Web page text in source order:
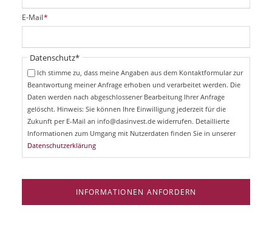
i
c
t
f
P
f
i
E-Mail*
Pflichtfeld
Datenschutz*
Ich stimme zu, dass meine Angaben aus dem Kontaktformular zur
Beantwortung meiner Anfrage erhoben und verarbeitet werden. Die
Daten werden nach abgeschlossener Bearbeitung Ihrer Anfrage
gelöscht. Hinweis: Sie können Ihre Einwilligung jederzeit für die
Zukunft per E-Mail an info@dasinvest.de widerrufen. Detaillierte
Informationen zum Umgang mit Nutzerdaten finden Sie in unserer
Datenschutzerklärung
INFORMATIONEN ANFORDERN